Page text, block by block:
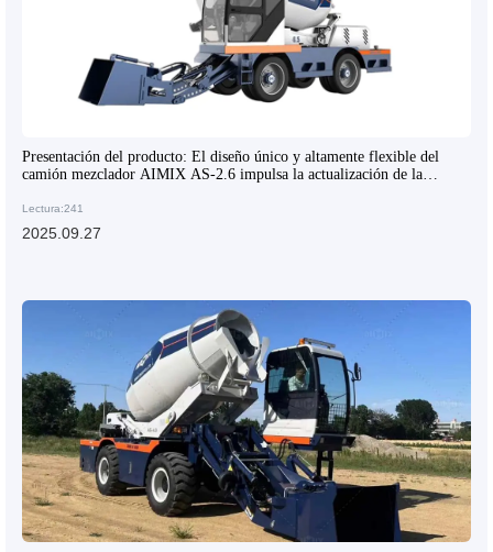
Presentación del producto: El diseño único y altamente flexible del
camión mezclador AIMIX AS-2.6 impulsa la actualización de la
Lectura:241
2025.09.27